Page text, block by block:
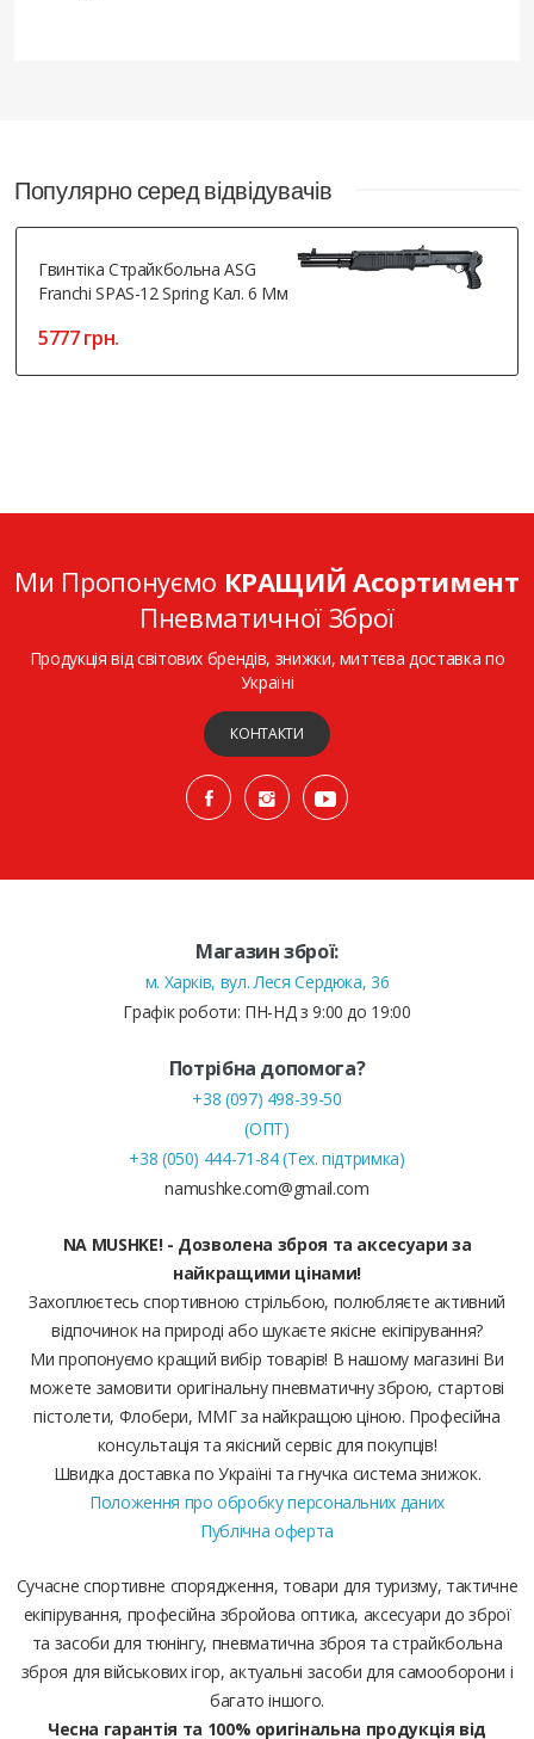
Популярно серед відвідувачів
Гвинтіка Страйкбольна ASG
Franchi SPAS-12 Spring Кал. 6 Мм
5777 грн.
Ми Пропонуємо КРАЩИЙ Асортимент
Пневматичної Зброї
Продукція від світових брендів, знижки, миттєва доставка по
Україні
КОНТАКТИ
Магазин зброї:
м. Харків, вул. Леся Сердюка, 36
Графік роботи: ПН-НД з 9:00 до 19:00
Потрібна допомога?
+38 (097) 498-39-50
(ОПТ)
+38 (050) 444-71-84 (Тех. підтримка)
namushke.com@gmail.com
NA MUSHKE! - Дозволена зброя та аксесуари за
найкращими цінами!
Захоплюєтесь спортивною стрільбою, полюбляєте активний
відпочинок на природі або шукаєте якісне екіпірування?
Ми пропонуємо кращий вибір товарів! В нашому магазині Ви
можете замовити оригінальну пневматичну зброю, стартові
пістолети, Флобери, ММГ за найкращою ціною. Професійна
консультація та якісний сервіс для покупців!
Швидка доставка по Україні та гнучка система знижок.
Положення про обробку персональних даних
Публічна оферта
Сучасне спортивне спорядження, товари для туризму, тактичне
екіпірування, професійна збройова оптика, аксесуари до зброї
та засоби для тюнінгу, пневматична зброя та страйкбольна
зброя для військових ігор, актуальні засоби для самооборони і
багато іншого.
Чесна гарантія та 100% оригінальна продукція від